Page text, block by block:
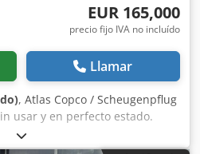
EUR 165,000
precio fijo IVA no incluído
Llamar
, Atlas Copco / Scheugenpflug
usar y en perfecto estado.
automático de un proceso
la descarga. Mezcla de dos